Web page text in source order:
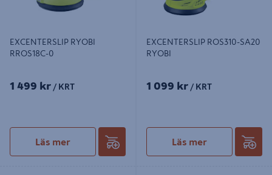
EXCENTERSLIP RYOBI
RROS18C-0
1 499 kr / KRT
Läs mer
EXCENTERSLIP ROS310-SA20
RYOBI
1 099 kr / KRT
Läs mer